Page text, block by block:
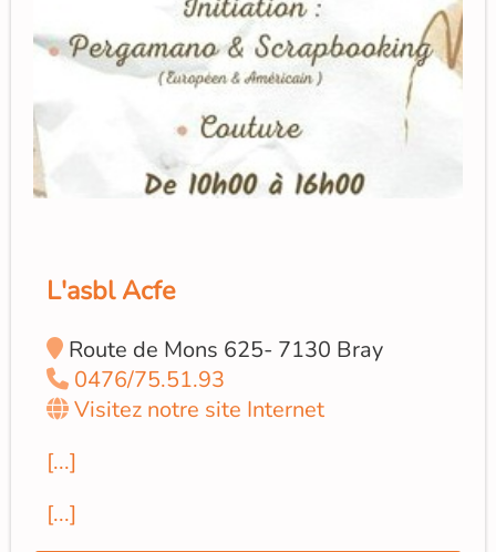
L'asbl Acfe
Route de Mons 625- 7130 Bray
0476/75.51.93
Visitez notre site Internet
[...]
[...]